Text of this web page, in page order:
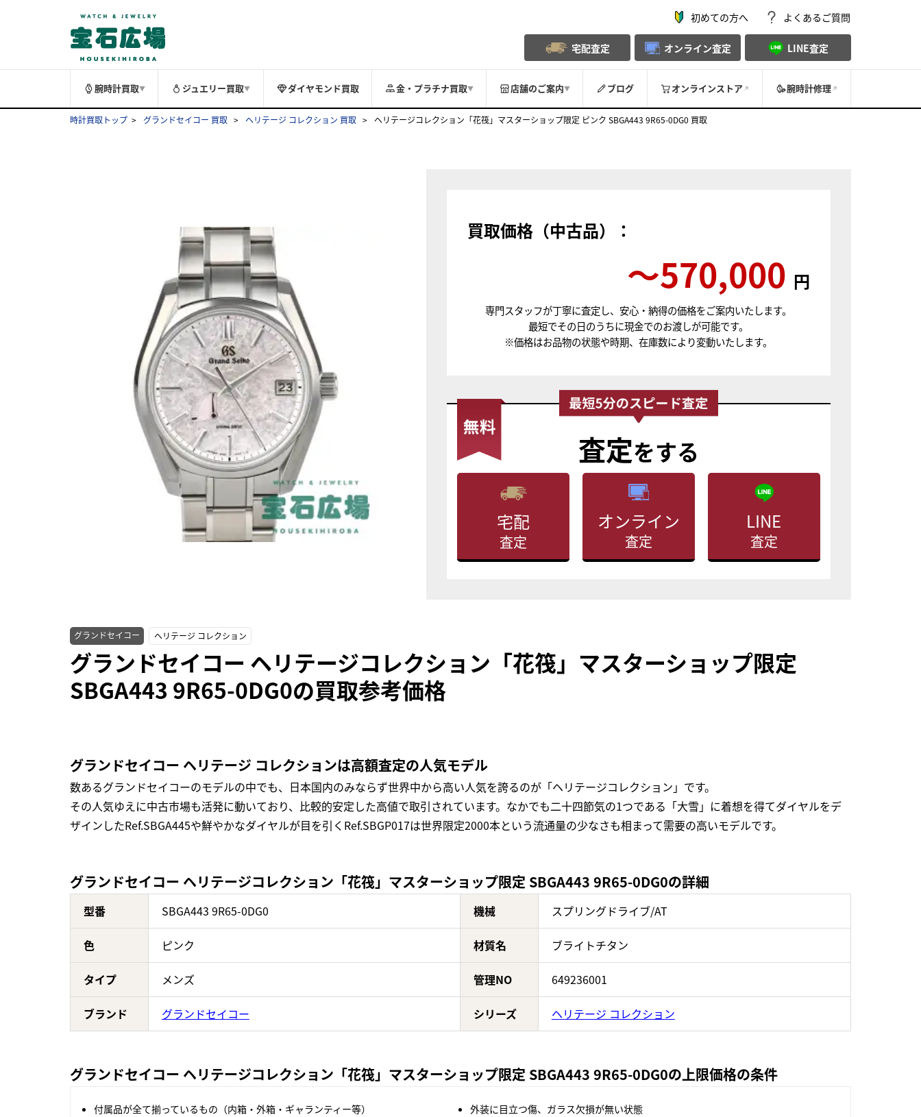
初めての方へ よくあるご質問
宅配査定 オンライン査定 LINE査定
腕時計買取▼ ジュエリー買取▼ ダイヤモンド買取 金・プラチナ買取▼ 店舗のご案内▼ ブログ オンラインストア 腕時計修理
時計買取トップ グランドセイコー 買取 ヘリテージ コレクション 買取 ヘリテージコレクション「花筏」マスターショップ限定 ピンク SBGA443 9R65-0DG0 買取
買取価格（中古品）：
〜570,000 円
専門スタッフが丁寧に査定し、安心・納得の価格をご案内いたします。
最短でその日のうちに現金でのお渡しが可能です。
※価格はお品物の状態や時期、在庫数により変動いたします。
査定をする
宅配
査定
オンライン
査定
LINE
査定
グランドセイコー ヘリテージ コレクション
グランドセイコー ヘリテージコレクション「花筏」マスターショップ限定
SBGA443 9R65-0DG0の買取参考価格
グランドセイコー ヘリテージ コレクションは高額査定の人気モデル
数あるグランドセイコーのモデルの中でも、日本国内のみならず世界中から高い人気を誇るのが「ヘリテージコレクション」です。
その人気ゆえに中古市場も活発に動いており、比較的安定した高値で取引されています。なかでも二十四節気の1つである「大雪」に着想を得てダイヤルをデ
ザインしたRef.SBGA445や鮮やかなダイヤルが目を引くRef.SBGP017は世界限定2000本という流通量の少なさも相まって需要の高いモデルです。
グランドセイコー ヘリテージコレクション「花筏」マスターショップ限定 SBGA443 9R65-0DG0の詳細
型番 SBGA443 9R65-0DG0 機械 スプリングドライブ/AT
色 ピンク 材質名 ブライトチタン
タイプ メンズ 管理NO 649236001
ブランド グランドセイコー シリーズ ヘリテージ コレクション
グランドセイコー ヘリテージコレクション「花筏」マスターショップ限定 SBGA443 9R65-0DG0の上限価格の条件
付属品が全て揃っているもの（内箱・外箱・ギャランティー等）
外装に目立つ傷、ガラス欠損が無い状態